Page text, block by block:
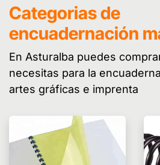
Categorias de
encuadernación
En Asturalba puedes
necesitas para la
artes gráficas e imprenta